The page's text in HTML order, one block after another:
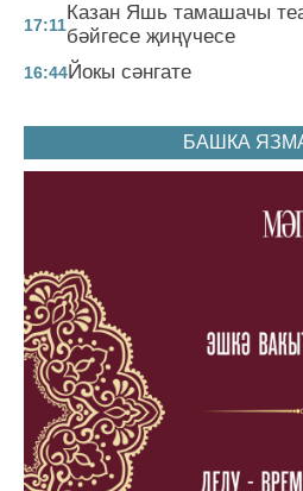
17:11
Казан Яшь тамашачы
бәйгесе җиңүчесе
16:44Йокы сәнгате
БАШКА